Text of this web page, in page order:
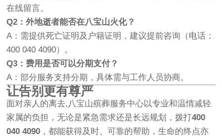
在线留言。
Q2：外地逝者能否在八宝山火化？
A：需提供死亡证明及户籍证明，建议提前咨询（电话：
400 040 4090）。
Q3：费用是否可以分期支付？
A：部分服务支持分期，具体需与工作人员协商。
让告别更有尊严
面对亲人的离去,八宝山殡葬服务中心以专业和温情减轻
家属的负担，无论是紧急需求还是长远规划，拨打400
040 4090 ，都能获得及时、可靠的帮助，生命的终点亦